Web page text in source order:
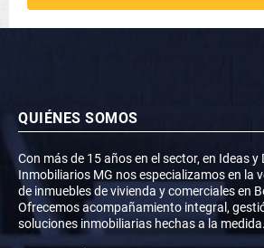
QUIÉNES SOMOS
Con más de 15 años en el sector, en Ideas y
Inmobiliarios MG nos especializamos en la
de inmuebles de vivienda y comerciales en
Ofrecemos acompañamiento integral,
soluciones inmobiliarias hechas a la medida.